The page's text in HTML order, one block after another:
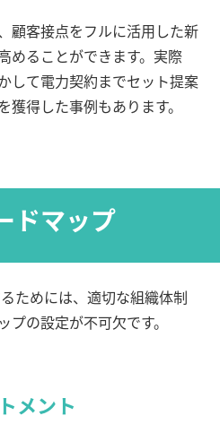
顧客接点をフルに活用した新
めることができます。実際
して電力契約までセット提案
獲得した事例もあります。
ドマップ
ためには、適切な組織体制
の設定が不可欠です。
メント